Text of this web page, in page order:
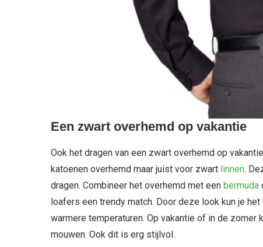
Een zwart overhemd op vakantie
Ook het dragen van een zwart overhemd op
katoenen overhemd maar juist voor zwart linnen.
dragen. Combineer het overhemd met een bermuda
loafers een trendy match. Door deze look kun je
warmere temperaturen. Op vakantie of in de
mouwen. Ook dit is erg stijlvol.